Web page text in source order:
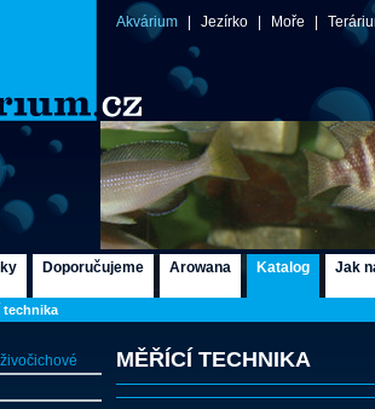
Akvárium Jezírko Moře
Doporučujeme Arowana Katalog Jak
technika
MĚŘÍCÍ TECHNIKA